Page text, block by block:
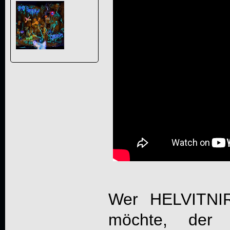
Wer
möchte, der